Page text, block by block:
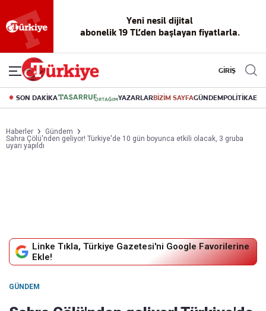
Yeni nesil dijital
abonelik 19 TL’den başlayan fiyatlarla.
GİRİŞ
SON DAKİKA YAZARLARBİZİM SAYFAGÜNDEMPOLİTİKA
Haberler
Gündem
Sahra Çölü'nden geliyor! Türkiye'de 10 gün boyunca etkili olacak, 3 gruba
uyarı yapıldı
Linke Tıkla, Türkiye Gazetesi'ni Google Favorilerine
Ekle!
GÜNDEM